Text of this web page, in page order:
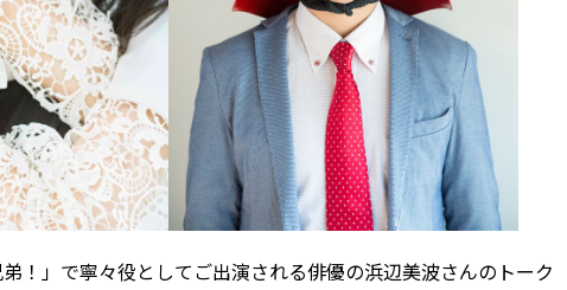
！」で寧々役としてご出演される俳優の浜辺美波さんのトーク